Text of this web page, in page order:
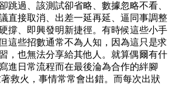
跳過、該測試卻省略、數據忽略不看、
直接取消、出差一延再延、逼同事調整
撐、即興發明新捷徑。有時候這些小手
這些招數通常不為人知，因為這只是求
，也無法分享給其他人。就算偶爾有什
進日常流程而在最後淪為合作的絆腳
救火，事情常常會出錯。而每次出狀